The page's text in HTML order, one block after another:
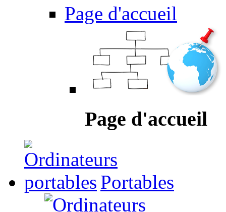
Page d'accueil
Page d'accueil
Portables